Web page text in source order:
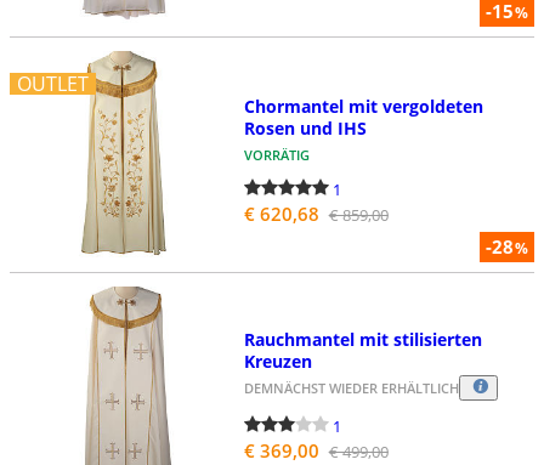
-15%
OUTLET
-28%
Chormantel mit vergoldeten
Rosen und IHS
VORRÄTIG
1
€ 620,68 € 859,00
Rauchmantel mit stilisierten
Kreuzen
DEMNÄCHST WIEDER ERHÄLTLICH
1
€ 369,00 € 499,00